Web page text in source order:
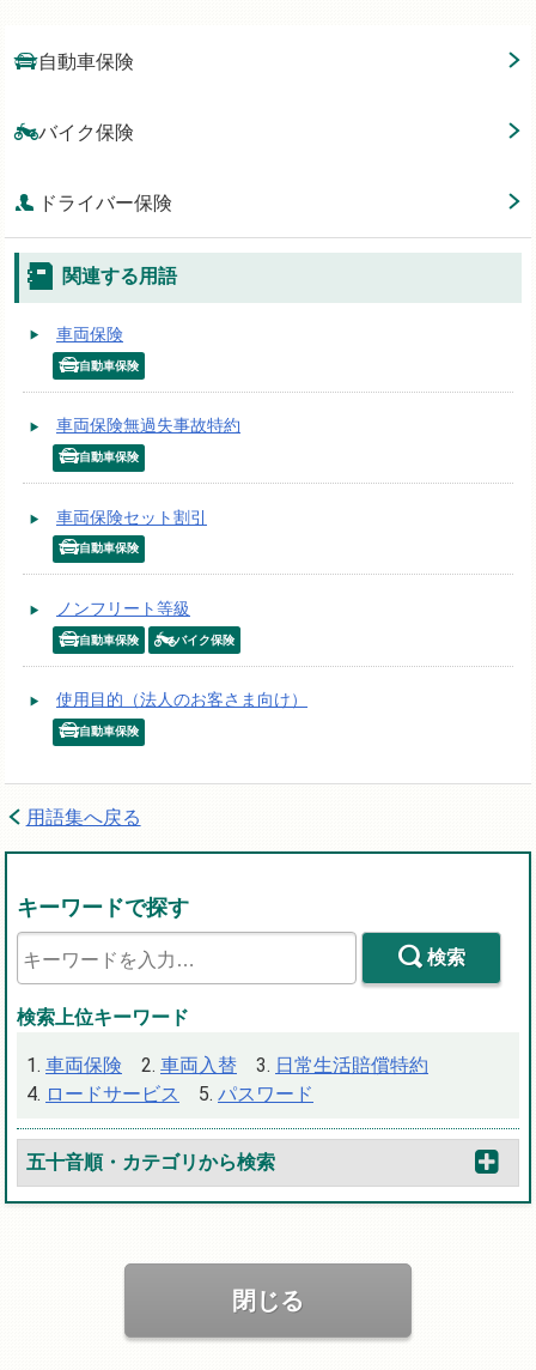
自動車保険
バイク保険
ドライバー保険
関連する用語
車両保険
自動車保険
車両保険無過失事故特約
自動車保険
車両保険セット割引
自動車保険
ノンフリート等級
自動車保険 バイク保険
使用目的（法人のお客さま向け）
自動車保険
用語集へ戻る
キーワードで探す
検索
検索上位キーワード
車両保険 車両入替
日常生活賠償特約
ロードサービス
パスワード
五十音順・カテゴリから検索
閉じる